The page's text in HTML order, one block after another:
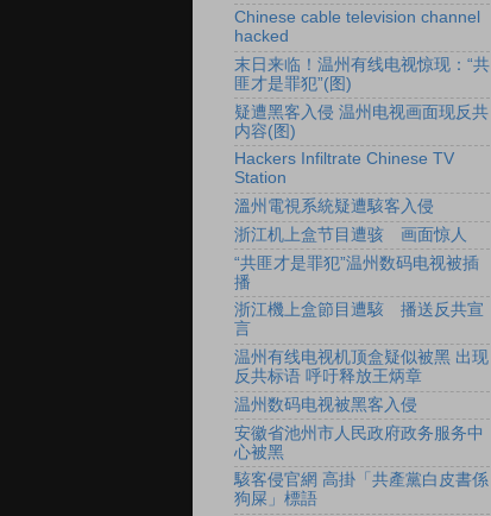
Chinese cable television channel
hacked
末日来临！温州有线电视惊现：“共
匪才是罪犯”(图)
疑遭黑客入侵 温州电视画面现反共
内容(图)
Hackers Infiltrate Chinese TV
Station
溫州電視系統疑遭駭客入侵
浙江机上盒节目遭骇 画面惊人
“共匪才是罪犯”温州数码电视被插
播
浙江機上盒節目遭駭 播送反共宣
言
温州有线电视机顶盒疑似被黑 出现
反共标语 呼吁释放王炳章
温州数码电视被黑客入侵
安徽省池州市人民政府政务服务中
心被黑
駭客侵官網 高掛「共產黨白皮書係
狗屎」標語